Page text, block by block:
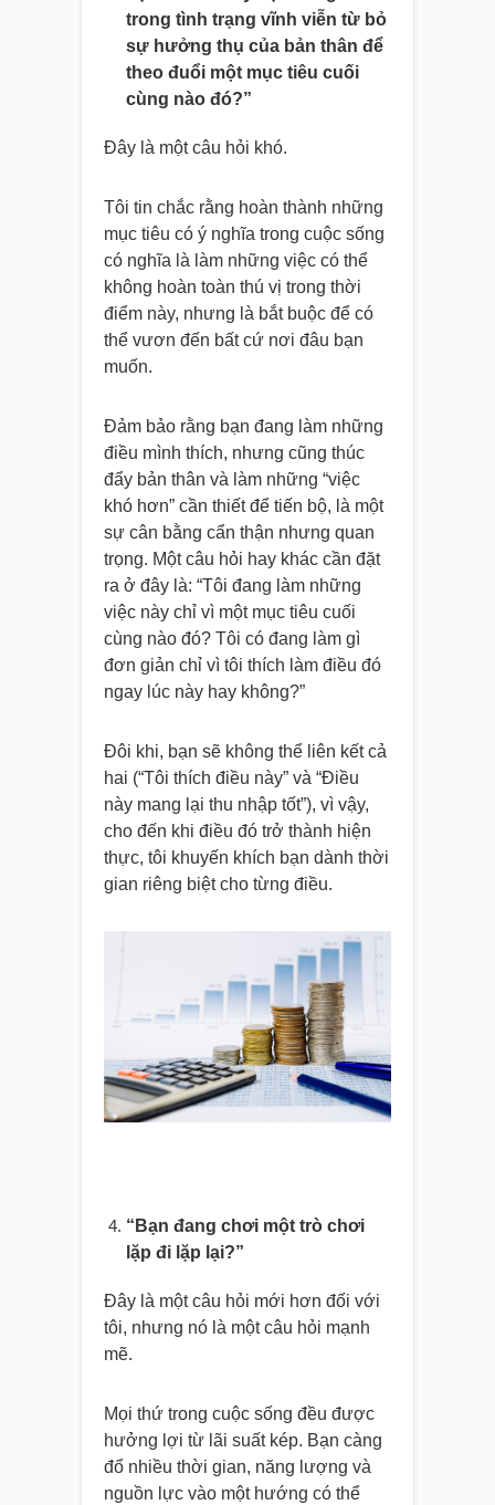
trong tình trạng vĩnh viễn từ bỏ
sự hưởng thụ của bản thân để
theo đuổi một mục tiêu cuối
cùng nào đó?”
Đây là một câu hỏi khó.
Tôi tin chắc rằng hoàn thành những
mục tiêu có ý nghĩa trong cuộc sống
có nghĩa là làm những việc có thể
không hoàn toàn thú vị trong thời
điểm này, nhưng là bắt buộc để có
thể vươn đến bất cứ nơi đâu bạn
muốn.
Đảm bảo rằng bạn đang làm những
điều mình thích, nhưng cũng thúc
đẩy bản thân và làm những “việc
khó hơn” cần thiết để tiến bộ, là một
sự cân bằng cẩn thận nhưng quan
trọng. Một câu hỏi hay khác cần đặt
ra ở đây là: “Tôi đang làm những
việc này chỉ vì một mục tiêu cuối
cùng nào đó? Tôi có đang làm gì
đơn giản chỉ vì tôi thích làm điều đó
ngay lúc này hay không?”
Đôi khi, bạn sẽ không thể liên kết cả
hai (“Tôi thích điều này” và “Điều
này mang lại thu nhập tốt”), vì vậy,
cho đến khi điều đó trở thành hiện
thực, tôi khuyến khích bạn dành thời
gian riêng biệt cho từng điều.
“Bạn đang chơi một trò chơi
lặp đi lặp lại?”
Đây là một câu hỏi mới hơn đối với
tôi, nhưng nó là một câu hỏi mạnh
mẽ.
Mọi thứ trong cuộc sống đều được
hưởng lợi từ lãi suất kép. Bạn càng
đổ nhiều thời gian, năng lượng và
nguồn lực vào một hướng có thể